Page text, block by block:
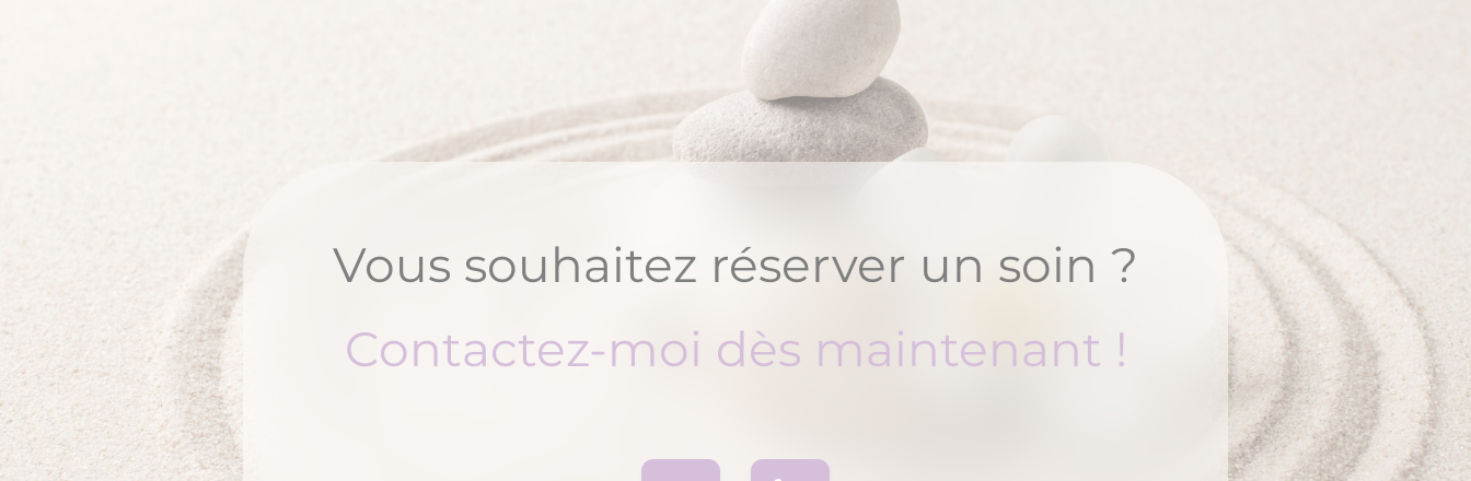
Vous souhaitez réserver un soin ?
Contactez-moi dès maintenant !